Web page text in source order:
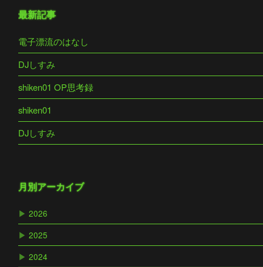
最新記事
電子漂流のはなし
DJしすみ
shiken01 OP思考録
shiken01
DJしすみ
月別アーカイブ
▶ 2026
▶ 2025
▶ 2024